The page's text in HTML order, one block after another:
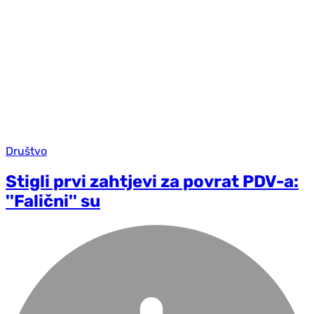
Društvo
Stigli prvi zahtjevi za povrat PDV-a:
''Falični'' su